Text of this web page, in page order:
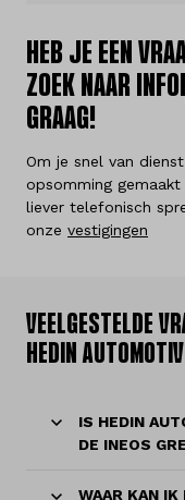
Kennis & advies
Land
Nederland
HEB JE EEN
ZOEK NAAR
GRAAG!
Om je snel van
opsomming gemaakt
liever telefonisch
onze vestigingen
VEELGESTELDE
HEDIN
IS HEDIN
DE INEOS
WAAR KAN IK